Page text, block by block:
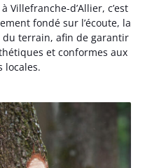
Villefranche-d’Allier, c’est
fondé sur l’écoute, la
du terrain, afin de garantir
et conformes aux
locales.